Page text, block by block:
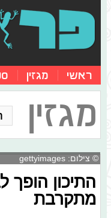
ראשי מגזין
מגזין
© צילום: gettyimages
התיכון הופך
מתקרבת